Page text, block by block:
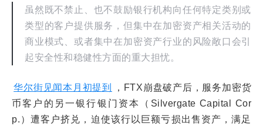
虽然既不禁止、也不鼓励银行机构向任何特定类别或
类型的客户提供服务，但集中在加密资产相关活动的
商业模式、或者集中在加密资产行业的风险敞口会引
起安全性和稳健性方面的重大担忧。
华尔街见闻本月初提到
，FTX崩盘破产后，服务加密货
币客户的另一银行银门资本（Silvergate Capital Cor
p.）遭客户挤兑，迫使该行以巨额亏损出售资产，满足